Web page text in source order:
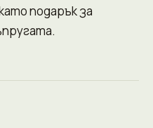
подарък за